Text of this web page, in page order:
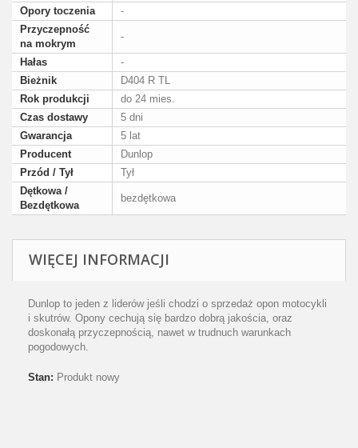
Opory toczenia
-
Przyczepność
na mokrym
-
Hałas
-
Bieżnik
D404 R TL
Rok produkcji
do 24 mies.
Czas dostawy
5 dni
Gwarancja
5 lat
Producent
Dunlop
Przód / Tył
Tył
Dętkowa /
Bezdętkowa
bezdętkowa
WIĘCEJ INFORMACJI
Dunlop to jeden z liderów jeśli chodzi o sprzedaż opon motocykli
i skutrów. Opony cechują się bardzo dobrą jakościa, oraz
doskonałą przyczepnością, nawet w trudnuch warunkach
pogodowych.
Stan: Produkt nowy